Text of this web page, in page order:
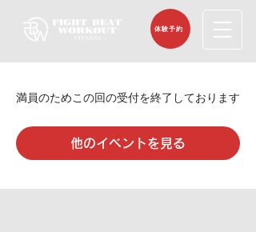
体験予約
満員のためこの回の受付を終了しております
他のイベントを見る